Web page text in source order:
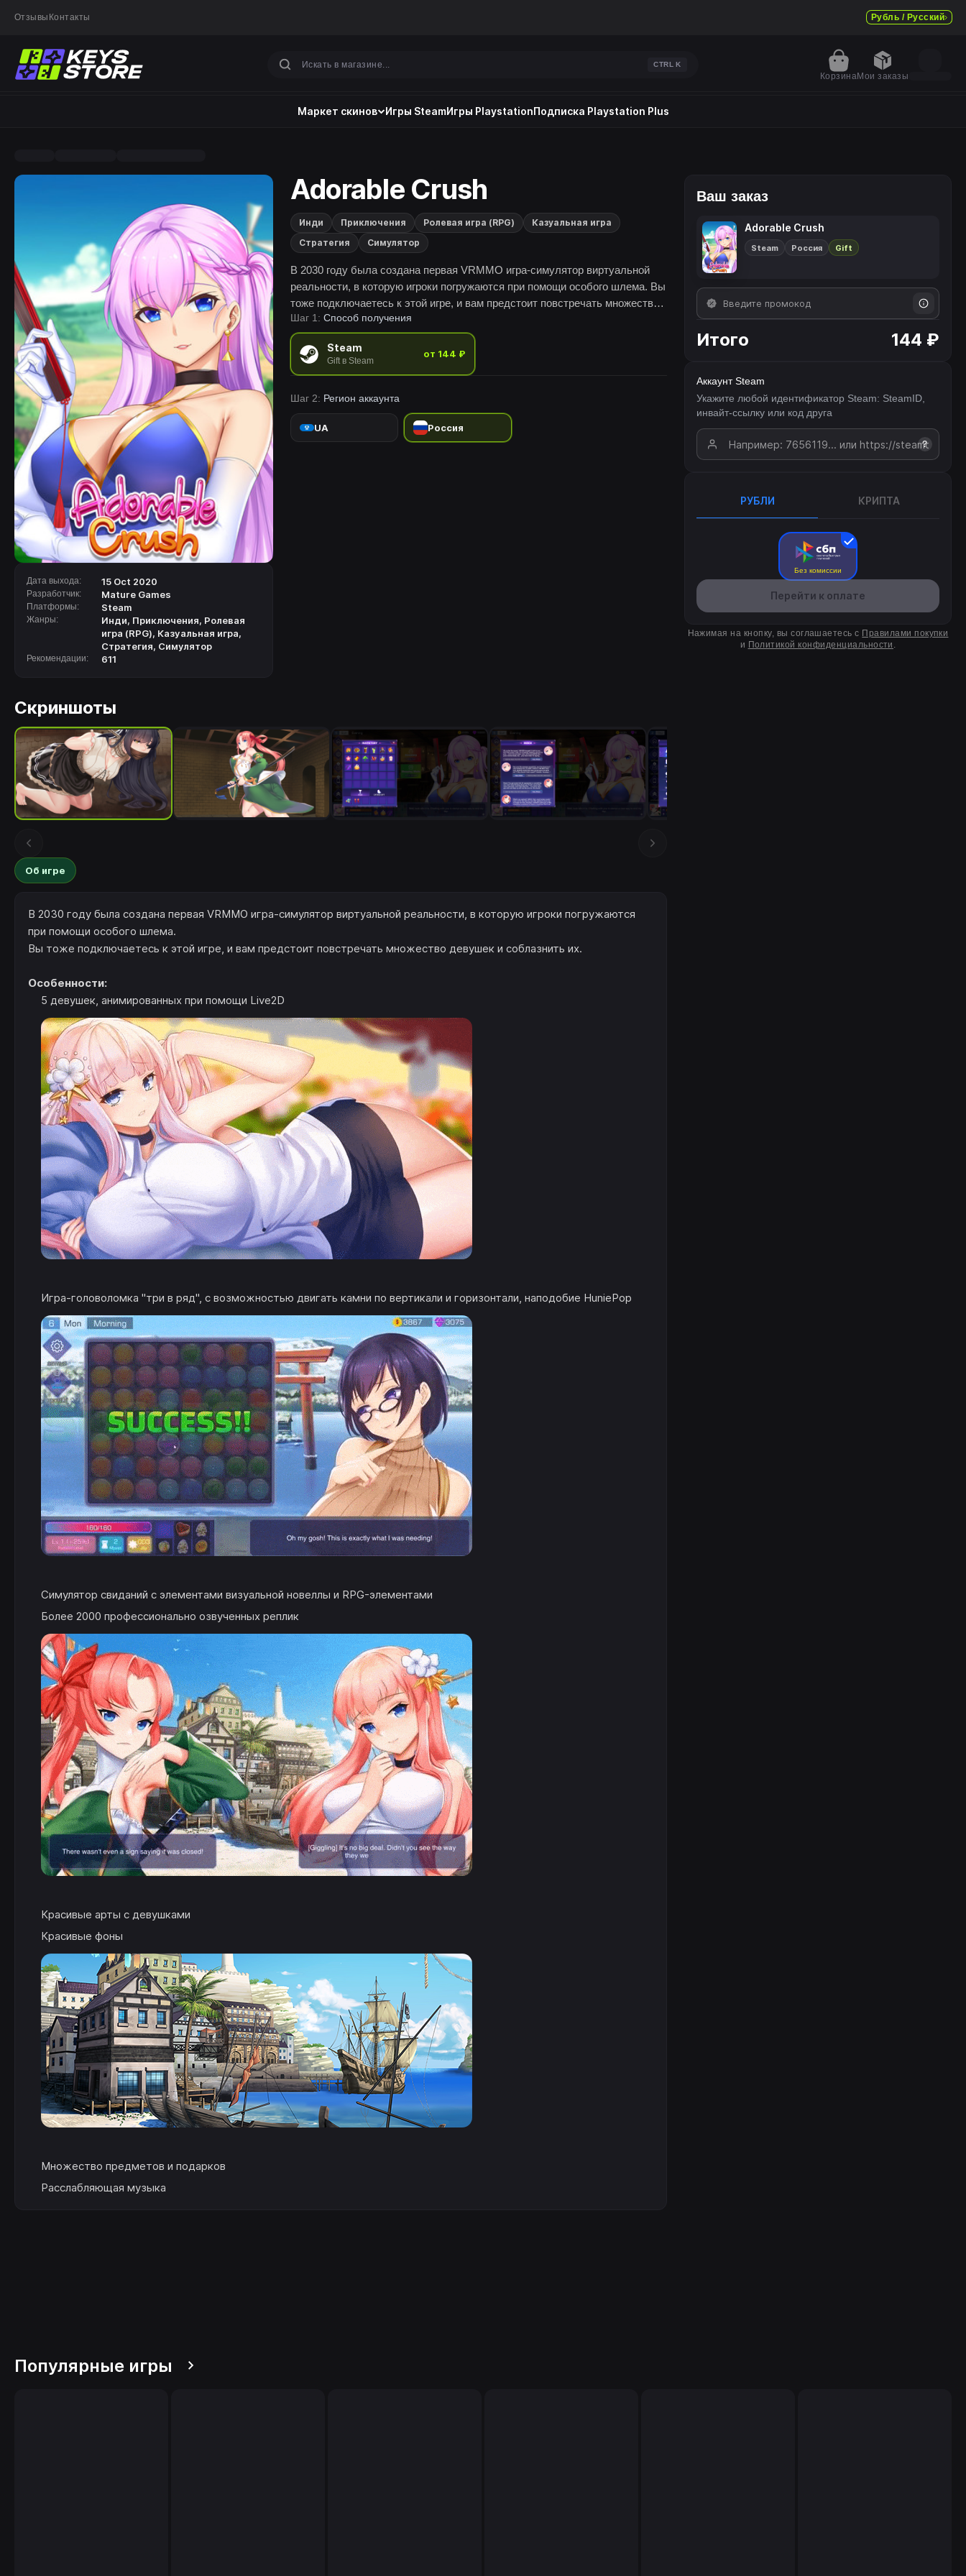
Отзывы Контакты Рубль / Русский
CTRL K
КорзинаМои заказы
Маркет скинов Игры SteamИгры PlaystationПодписка Playstation Plus
Дата выхода: 15 Oct 2020
Разработчик: Mature Games
Платформы: Steam
Жанры: Инди, Приключения, Ролевая
игра (RPG), Казуальная игра,
Стратегия, Симулятор
Рекомендации: 611
Adorable Crush
Инди Приключения Ролевая игра (RPG)
Казуальная игра
Стратегия
Симулятор
В 2030 году была создана первая VRMMO игра-симулятор виртуальной
реальности, в которую игроки погружаются при помощи особого шлема. Вы
тоже подключаетесь к этой игре, и вам предстоит повстречать множество
девушек и соблазнить их.
Шаг 1: Способ получения
Steam
Gift в Steam
от 144 ₽
Шаг 2: Регион аккаунта
UA Россия
Ваш заказ
Adorable Crush
Steam Россия Gift
Итого 144 ₽
Аккаунт Steam
Укажите любой идентификатор Steam: SteamID,
инвайт-ссылку или код друга
?
РУБЛИ КРИПТА
Без комиссии
Перейти к оплате
Нажимая на кнопку, вы соглашаетесь с Правилами покупки
и Политикой конфиденциальности .
Скриншоты
Об игре
В 2030 году была создана первая VRMMO игра-симулятор виртуальной реальности, в которую игроки погружаются
при помощи особого шлема.
Вы тоже подключаетесь к этой игре, и вам предстоит повстречать множество девушек и соблазнить их.
Особенности:
5 девушек, анимированных при помощи Live2D
Игра-головоломка "три в ряд", с возможностью двигать камни по вертикали и горизонтали, наподобие HuniePop
Симулятор свиданий с элементами визуальной новеллы и RPG-элементами
Более 2000 профессионально озвученных реплик
Красивые арты с девушками
Красивые фоны
Множество предметов и подарков
Расслабляющая музыка
Популярные игры